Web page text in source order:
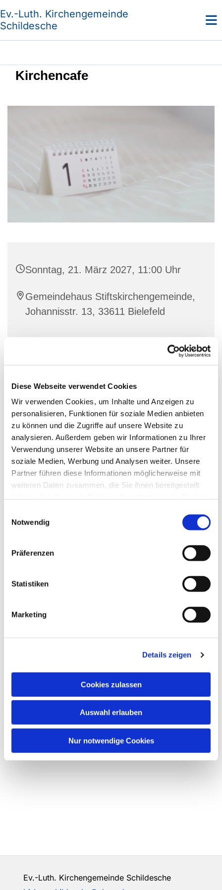
Diese Webseite verwendet Cookies
Wir verwenden Cookies, um Inhalte und Anzeigen zu
personalisieren, Funktionen für soziale Medien anbieten
zu können und die Zugriffe auf unsere Website zu
analysieren. Außerdem geben wir Informationen zu Ihrer
Verwendung unserer Website an unsere Partner für
soziale Medien, Werbung und Analysen weiter. Unsere
Partner führen diese Informationen möglicherweise mit
weiteren Daten zusammen, die Sie ihnen bereitgestellt
Notwendig
Präferenzen
Statistiken
Marketing
Details zeigen
Cookies zulassen
Auswahl erlauben
Nur notwendige Cookies
Ev.-Luth. Kirchengemeinde
Schildesche
Kirchencafe
Sonntag, 21. März 2027, 11:00 Uhr
Gemeindehaus Stiftskirchengemeinde,
Johannisstr. 13, 33611 Bielefeld
Ev.-Luth. Kirchengemeinde Schildesche